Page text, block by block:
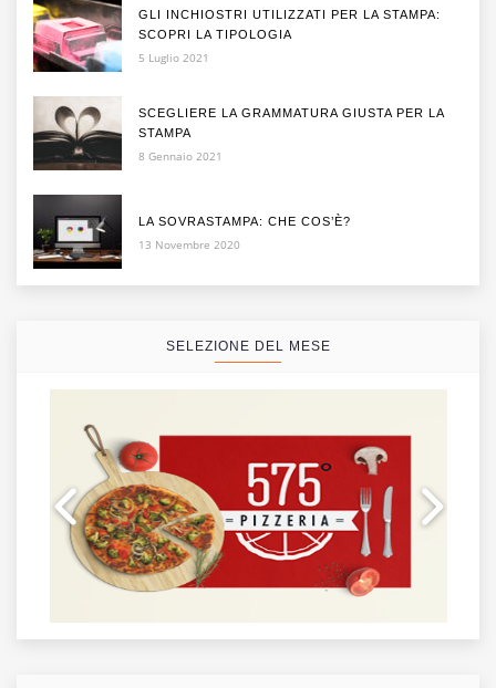
GLI INCHIOSTRI UTILIZZATI PER LA STAMPA:
SCOPRI LA TIPOLOGIA
5 Luglio 2021
SCEGLIERE LA GRAMMATURA GIUSTA PER LA
STAMPA
8 Gennaio 2021
LA SOVRASTAMPA: CHE COS’È?
13 Novembre 2020
SELEZIONE DEL MESE